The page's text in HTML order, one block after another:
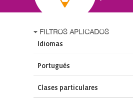
FILTROS APLICADOS
Idiomas
Portugués
Clases particulares